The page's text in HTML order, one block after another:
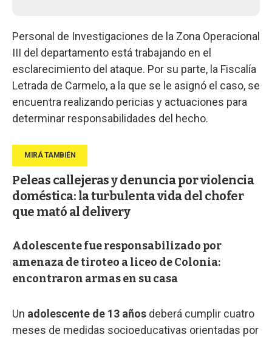
Personal de Investigaciones de la Zona Operacional
III del departamento está trabajando en el
esclarecimiento del ataque. Por su parte, la Fiscalía
Letrada de Carmelo, a la que se le asignó el caso, se
encuentra realizando pericias y actuaciones para
determinar responsabilidades del hecho.
Peleas callejeras y denuncia por violencia
doméstica: la turbulenta vida del chofer
que mató al delivery
Adolescente fue responsabilizado por
amenaza de tiroteo a liceo de Colonia:
encontraron armas en su casa
Un adolescente de 13 años deberá cumplir cuatro
meses de medidas socioeducativas orientadas por